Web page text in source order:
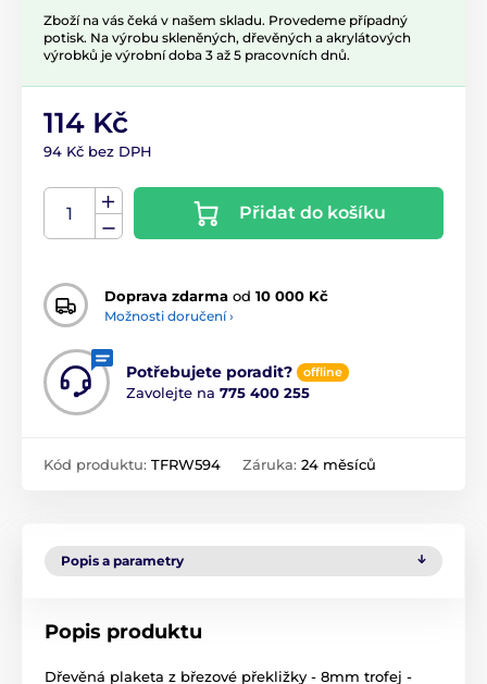
Zboží na vás čeká v našem skladu. Provedeme případný
potisk. Na výrobu skleněných, dřevěných a akrylátových
výrobků je výrobní doba 3 až 5 pracovních dnů.
114 Kč
94 Kč bez DPH
Přidat do košíku
Doprava zdarma od 10 000 Kč
Možnosti doručení ›
Potřebujete poradit? offline
Zavolejte na 775 400 255
Kód produktu: TFRW594 Záruka: 24 měsíců
Popis a parametry
Popis produktu
Dřevěná plaketa z březové překližky - 8mm trofej -